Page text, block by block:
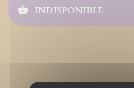
INDISPONIBLE